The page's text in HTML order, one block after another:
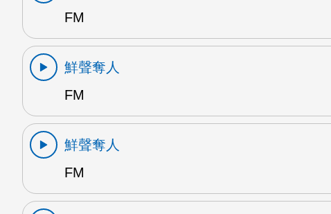
FM
鮮聲奪人
FM
鮮聲奪人
FM